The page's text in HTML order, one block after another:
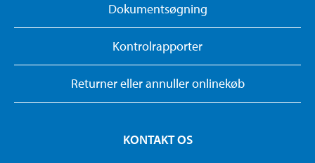
Dokumentsøgning
Kontrolrapporter
Returner eller annuller onlinekøb
KONTAKT OS